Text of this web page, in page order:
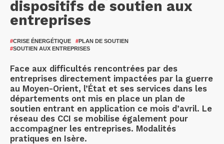
dispositifs de soutien aux
entreprises
#CRISE ÉNERGÉTIQUE #PLAN DE SOUTIEN
#SOUTIEN AUX ENTREPRISES
Face aux difficultés rencontrées par des
entreprises directement impactées par la guerre
au Moyen-Orient, l’État et ses services dans les
départements ont mis en place un plan de
soutien entrant en application ce mois d’avril. Le
réseau des CCI se mobilise également pour
accompagner les entreprises. Modalités
pratiques en Isère.